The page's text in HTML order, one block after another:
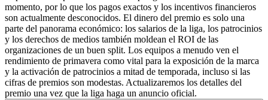
momento, por lo que los pagos exactos y los incentivos financieros
son actualmente desconocidos. El dinero del premio es solo una
parte del panorama económico: los salarios de la liga, los patrocinios
y los derechos de medios también moldean el ROI de las
organizaciones de un buen split. Los equipos a menudo ven el
rendimiento de primavera como vital para la exposición de la marca
y la activación de patrocinios a mitad de temporada, incluso si las
cifras de premios son modestas. Actualizaremos los detalles del
premio una vez que la liga haga un anuncio oficial.